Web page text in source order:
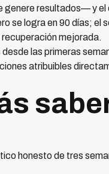
genere resultados— y el
se logra en 90 días; el
mejorada.
las primeras
atribuibles
honesto de tres